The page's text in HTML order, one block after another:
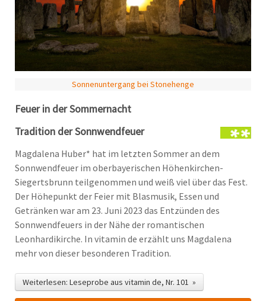
Sonnenuntergang bei Stonehenge
Feuer in der Sommernacht
Tradition der Sonnwendfeuer
Magdalena Huber* hat im letzten Sommer an dem
Sonnwendfeuer im oberbayerischen Höhenkirchen-
Siegertsbrunn teilgenommen und weiß viel über das Fest.
Der Höhepunkt der Feier mit Blasmusik, Essen und
Getränken war am 23. Juni 2023 das Entzünden des
Sonnwendfeuers in der Nähe der romantischen
Leonhardikirche. In vitamin de erzählt uns Magdalena
mehr von dieser besonderen Tradition.
Weiterlesen: Leseprobe aus vitamin de, Nr. 101 »